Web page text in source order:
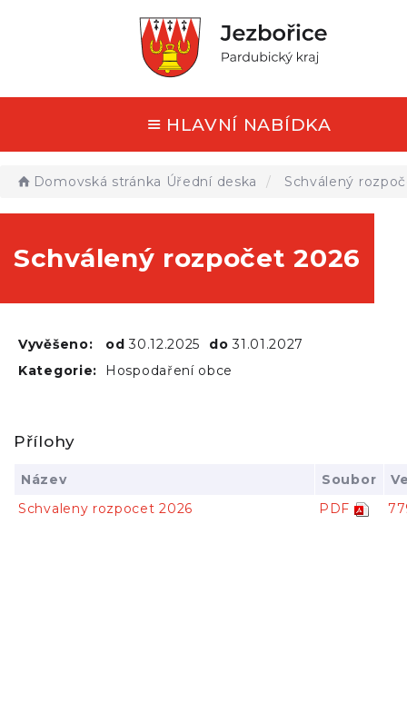
HLAVNÍ NABÍDKA
Domovská stránka Úřední deska Schválený
Schválený rozpočet 2026
Vyvěšeno: od30.12.2025 do31.01.2027
Kategorie:
Hospodaření obce
Přílohy
Název Soubor
Schvaleny rozpocet 2026
PDF